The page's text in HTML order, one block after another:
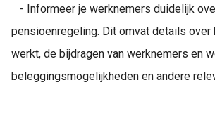
- Informeer je werknemers duidelijk
pensioenregeling. Dit omvat details over
werkt, de bijdragen van werknemers en
beleggingsmogelijkheden en andere